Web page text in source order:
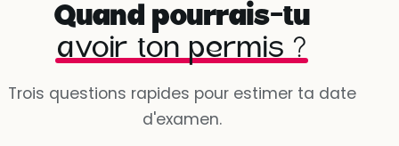
Quand pourrais-tu
avoir ton permis ?
Trois questions rapides pour estimer ta date
d'examen.